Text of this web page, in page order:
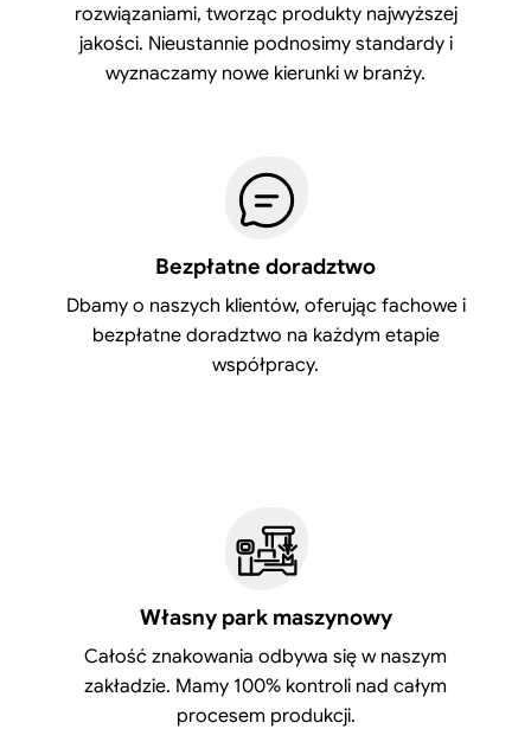
rozwiązaniami, tworząc produkty najwyższej
jakości. Nieustannie podnosimy standardy i
wyznaczamy nowe kierunki w branży.
Bezpłatne doradztwo
Dbamy o naszych klientów, oferując fachowe i
bezpłatne doradztwo na każdym etapie
współpracy.
Własny park maszynowy
Całość znakowania odbywa się w naszym
zakładzie. Mamy 100% kontroli nad całym
procesem produkcji.